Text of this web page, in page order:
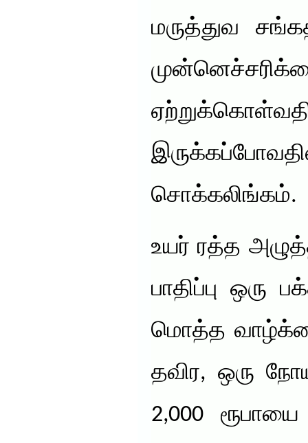
மருத்துவ
சொக்கலிங்கம்.
உயர் ரத்த
பாதிப்பு ஒரு
மொத்த
தவிர, ஒரு
2,000